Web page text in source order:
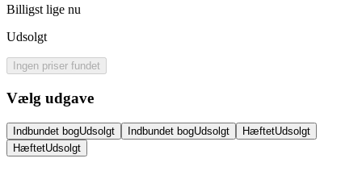
Billigst lige nu
Udsolgt
Ingen priser fundet
Vælg udgave
Indbundet bogUdsolgt Indbundet bogUdsolgt HæftetUdsolgt
HæftetUdsolgt